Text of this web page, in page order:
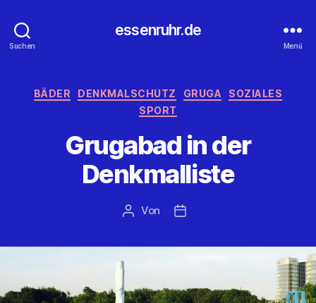
Suchen
essenruhr.de
Menü
Kategorien
BÄDER DENKMALSCHUTZ GRUGA
SOZIALES
SPORT
Grugabad in der
Denkmalliste
Beitragsautor
Von Beitragsdatum